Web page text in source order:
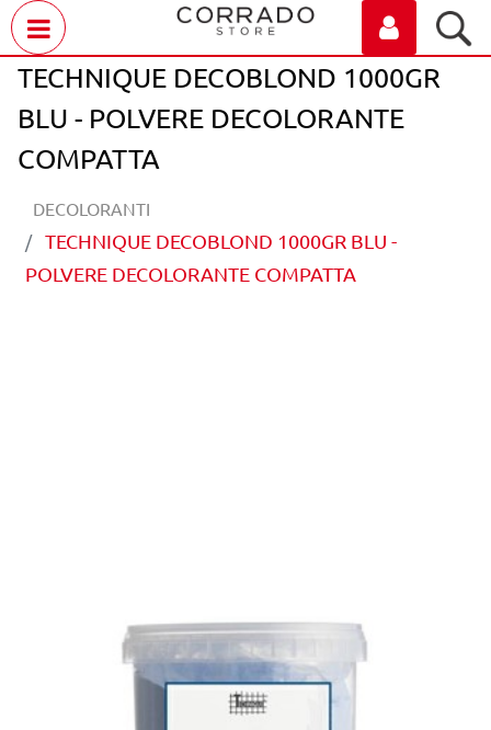
TECHNIQUE DECOBLOND 1000GR
BLU - POLVERE DECOLORANTE
COMPATTA
DECOLORANTI
TECHNIQUE DECOBLOND 1000GR BLU -
POLVERE DECOLORANTE COMPATTA